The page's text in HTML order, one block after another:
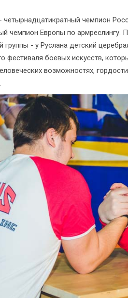
чемпион
чемпион Европы по армреслингу.
группы - у Руслана детский
фестиваля боевых искусств,
возможностях,